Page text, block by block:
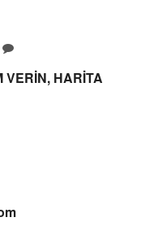
VERİN, HARİTA